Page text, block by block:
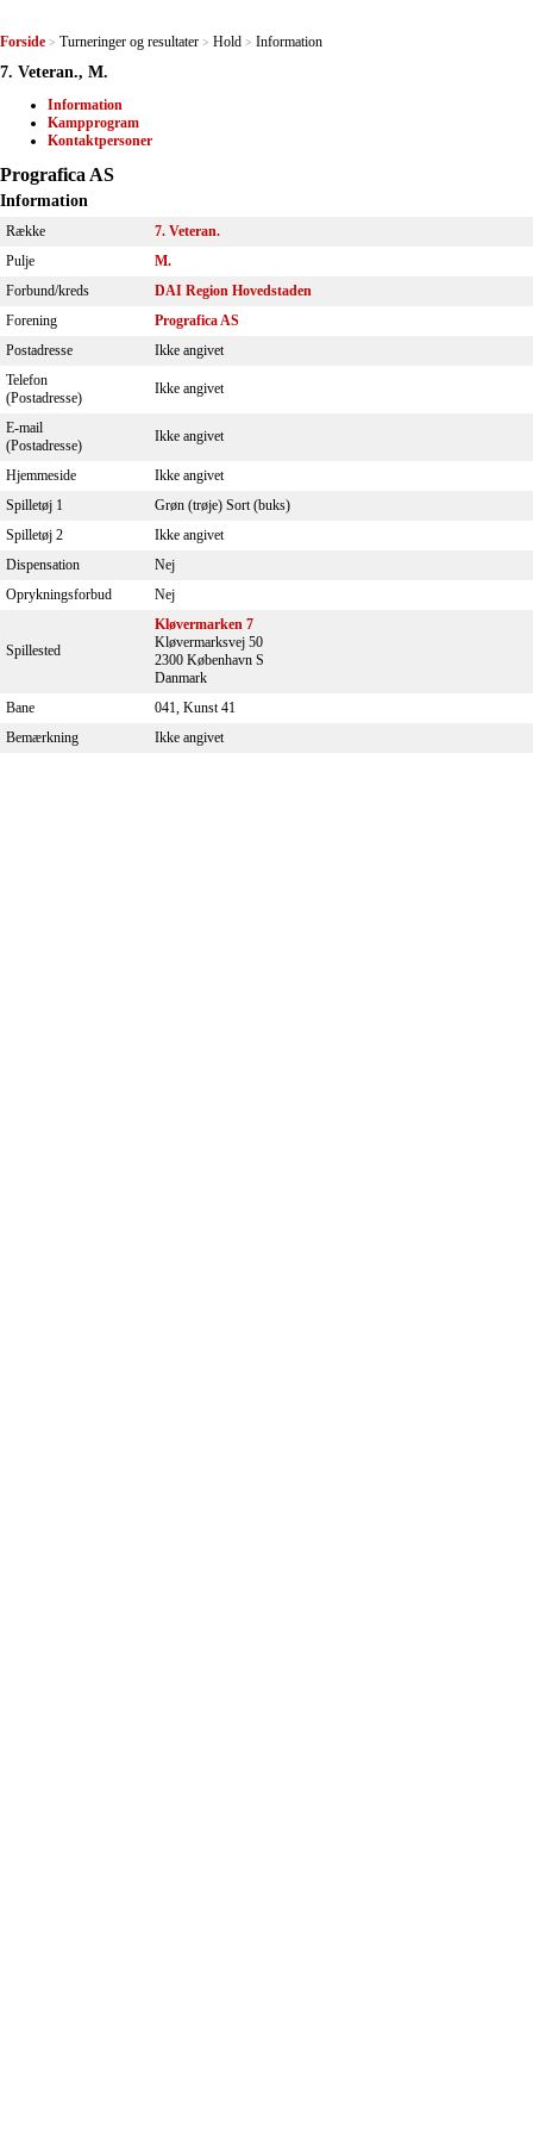
Forside > Turneringer og resultater > Hold > Information
7. Veteran., M.
Information
Kampprogram
Kontaktpersoner
Prografica AS
Information
Række
7. Veteran.
Pulje
M.
Forbund/kreds
DAI Region Hovedstaden
Forening
Prografica AS
Postadresse
Ikke angivet
Telefon
(Postadresse)
Ikke angivet
E-mail
(Postadresse)
Ikke angivet
Hjemmeside
Ikke angivet
Spilletøj 1
Grøn (trøje) Sort (buks)
Spilletøj 2
Ikke angivet
Dispensation
Nej
Oprykningsforbud
Nej
Spillested
Kløvermarken 7
Kløvermarksvej 50
2300 København S
Danmark
Bane
041, Kunst 41
Bemærkning
Ikke angivet